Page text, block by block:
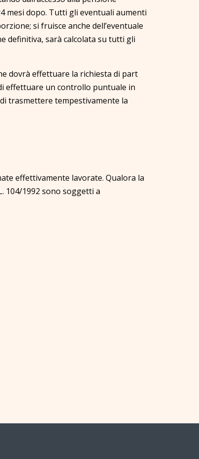
mesi dopo. Tutti gli eventuali aumenti
si fruisce anche dell’eventuale
definitiva, sarà calcolata su tutti gli
dovrà effettuare la richiesta di part
effettuare un controllo puntuale in
trasmettere tempestivamente la
effettivamente lavorate. Qualora la
104/1992 sono soggetti a